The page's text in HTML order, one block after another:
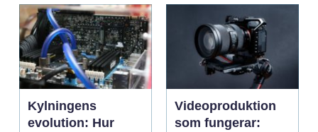
Kylningens
evolution: Hur
Videoproduktion
som fungerar: